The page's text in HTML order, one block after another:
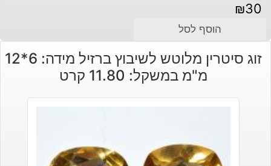
₪30
הוסף לסל
זוג סיטרין מלוטש לשיבוץ ברזיל מידה: 6*12
מ"מ במשקל: 11.80 קרט